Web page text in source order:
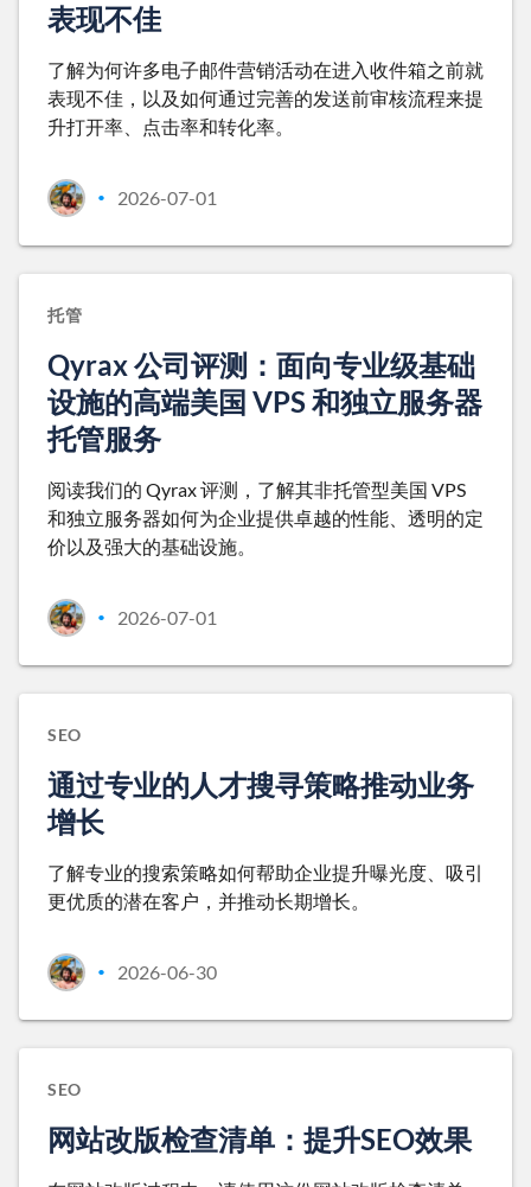
表现不佳
了解为何许多电子邮件营销活动在进入收件箱之前就
表现不佳，以及如何通过完善的发送前审核流程来提
升打开率、点击率和转化率。
• 2026-07-01
托管
Qyrax 公司评测：面向专业级基础
设施的高端美国 VPS 和独立服务器
托管服务
阅读我们的 Qyrax 评测，了解其非托管型美国 VPS
和独立服务器如何为企业提供卓越的性能、透明的定
价以及强大的基础设施。
• 2026-07-01
SEO
通过专业的人才搜寻策略推动业务
增长
了解专业的搜索策略如何帮助企业提升曝光度、吸引
更优质的潜在客户，并推动长期增长。
• 2026-06-30
SEO
网站改版检查清单：提升SEO效果